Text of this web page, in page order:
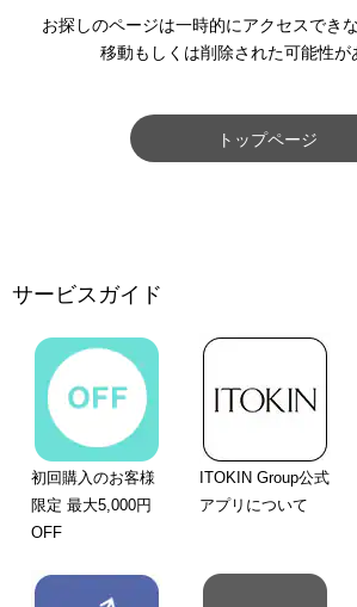
お探しのページは一時的にアクセスでき
移動もしくは削除された可能性が
トップページ
サービスガイド
初回購入のお客様
限定 最大5,000円
OFF
ITOKIN Group公式
アプリについて